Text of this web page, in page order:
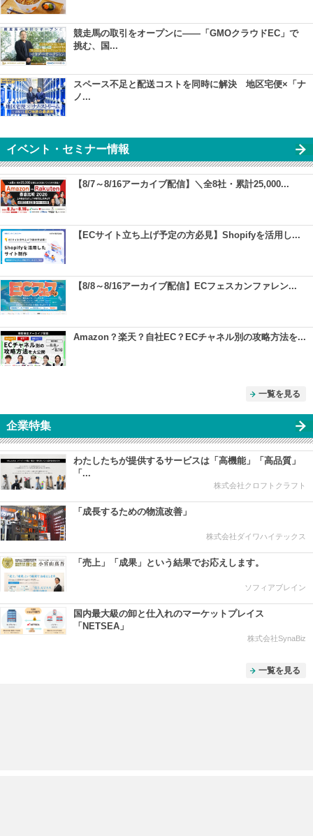
競走馬の取引をオープンに――「GMOクラウドEC」で
挑む、国...
スペース不足と配送コストを同時に解決 地区宅便×「ナ
ノ...
イベント・セミナー情報
【8/7～8/16アーカイブ配信】＼全8社・累計25,000...
【ECサイト立ち上げ予定の方必見】Shopifyを活用し...
【8/8～8/16アーカイブ配信】ECフェスカンファレン...
Amazon？楽天？自社EC？ECチャネル別の攻略方法を...
一覧を見る
企業特集
わたしたちが提供するサービスは「高機能」「高品質」
「...
株式会社クロフトクラフト
「成長するための物流改善」
株式会社ダイワハイテックス
「売上」「成果」という結果でお応えします。
ソフィアブレイン
国内最大級の卸と仕入れのマーケットプレイス
「NETSEA」
株式会社SynaBiz
一覧を見る